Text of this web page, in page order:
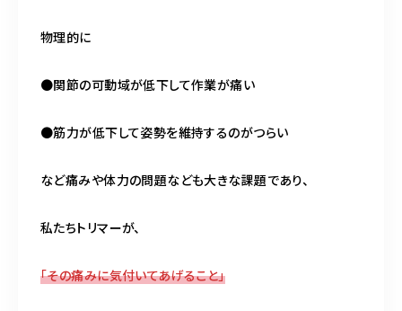
物理的に
●関節の可動域が低下して作業が痛い
●筋力が低下して姿勢を維持するのがつらい
など痛みや体力の問題なども大きな課題であり、
私たちトリマーが、
「その痛みに気付いてあげること」